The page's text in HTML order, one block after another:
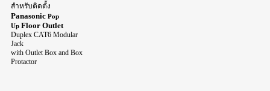
สำหรับติดตั้ง
Panasonic Pop
Up Floor Outlet
Duplex CAT6 Modular
Jack
with Outlet Box and Box
Protactor